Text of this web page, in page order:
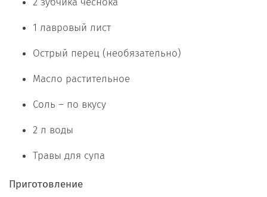
1 лавровый лист
Острый перец (необязательно)
Масло растительное
Соль – по вкусу
2 л воды
Травы для супа
Приготовление